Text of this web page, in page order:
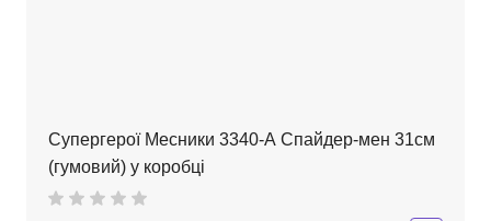
Супергерої Месники 3340-А Спайдер-мен 31см
(гумовий) у коробці